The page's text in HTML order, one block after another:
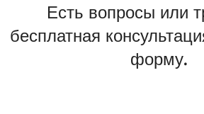
Есть вопросы или
бесплатная
форму.